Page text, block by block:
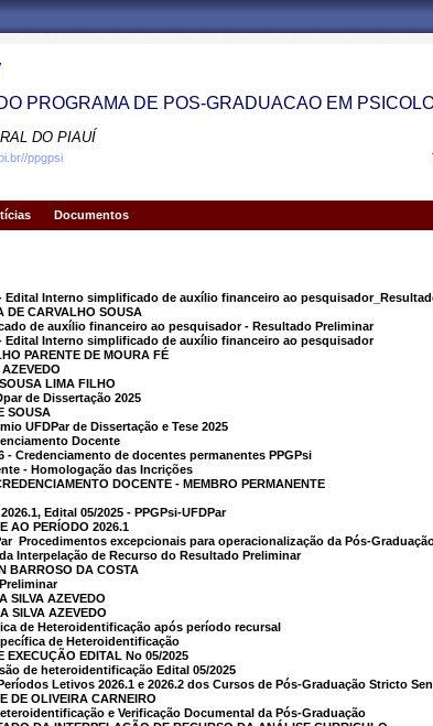
PROGRAMA DE POS-GRADUACAO EM
DO PIAUÍ
ppgpsi
Documentos
- Edital Interno simplificado de auxílio financeiro ao
DE CARVALHO SOUSA
de auxílio financeiro ao pesquisador - Resultado Preliminar
- Edital Interno simplificado de auxílio financeiro ao pesquisador
PARENTE DE MOURA FÉ
LIMA FILHO
de Dissertação 2025
SOUSA
UFDPar de Dissertação e Tese 2025
Docente
- Credenciamento de docentes permanentes PPGPsi
- Homologação das Incrições
DOCENTE - MEMBRO PERMANENTE
Edital 05/2025 - PPGPsi-UFDPar
AO PERÍODO 2026.1
 Procedimentos excepcionais para operacionalização da Pós-
Interpelação de Recurso do Resultado Preliminar
BARROSO DA COSTA
SILVA AZEVEDO
SILVA AZEVEDO
de Heteroidentificação após período recursal
de Heteroidentificação
EDITAL No 05/2025
de heteroidentificação Edital 05/2025
Letivos 2026.1 e 2026.2 dos Cursos de Pós-Graduação Stricto
DE OLIVEIRA CARNEIRO
e Verificação Documental da Pós-Graduação